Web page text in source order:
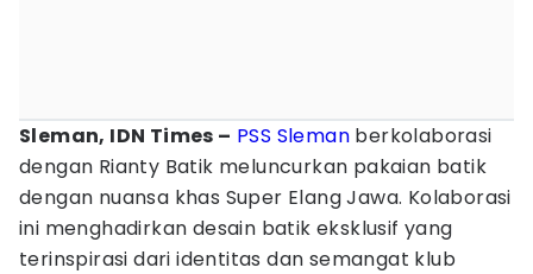
Sleman, IDN Times – PSS Sleman berkolaborasi
dengan Rianty Batik meluncurkan pakaian batik
dengan nuansa khas Super Elang Jawa. Kolaborasi
ini menghadirkan desain batik eksklusif yang
terinspirasi dari identitas dan semangat klub